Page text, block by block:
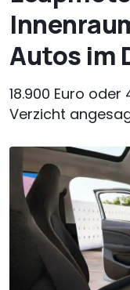
Autos im
18.900 Euro
Verzicht